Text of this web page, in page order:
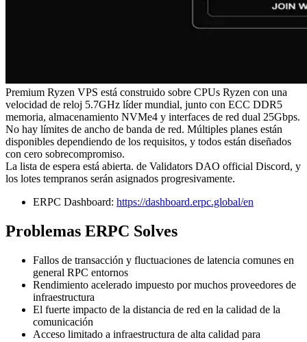
Premium Ryzen VPS está construido sobre CPUs Ryzen con una
velocidad de reloj 5.7GHz líder mundial, junto con ECC DDR5
memoria, almacenamiento NVMe4 y interfaces de red dual 25Gbps.
No hay límites de ancho de banda de red. Múltiples planes están
disponibles dependiendo de los requisitos, y todos están diseñados
con cero sobrecompromiso.
La lista de espera está abierta. de Validators DAO official Discord, y
los lotes tempranos serán asignados progresivamente.
ERPC Dashboard: https://dashboard.erpc.global/en
Problemas ERPC Solves
Fallos de transacción y fluctuaciones de latencia comunes en
general RPC entornos
Rendimiento acelerado impuesto por muchos proveedores de
infraestructura
El fuerte impacto de la distancia de red en la calidad de la
comunicación
Acceso limitado a infraestructura de alta calidad para